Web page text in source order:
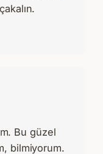
Bu güzel
bilmiyorum.